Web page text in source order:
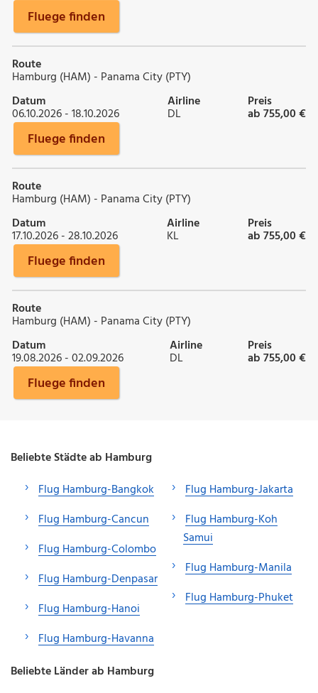
Fluege finden
Route
Hamburg (HAM) - Panama City (PTY)
Datum
06.10.2026 - 18.10.2026
Airline
DL
Preis
ab 755,00 €
Fluege finden
Route
Hamburg (HAM) - Panama City (PTY)
Datum
17.10.2026 - 28.10.2026
Airline
KL
Preis
ab 755,00 €
Fluege finden
Route
Hamburg (HAM) - Panama City (PTY)
Datum
19.08.2026 - 02.09.2026
Airline
DL
Preis
ab 755,00 €
Fluege finden
Beliebte Städte ab Hamburg
Flug Hamburg-Bangkok
Flug Hamburg-Cancun
Flug Hamburg-Colombo
Flug Hamburg-Denpasar
Flug Hamburg-Hanoi
Flug Hamburg-Havanna
Flug Hamburg-Jakarta
Flug Hamburg-Koh
Samui
Flug Hamburg-Manila
Flug Hamburg-Phuket
Beliebte Länder ab Hamburg